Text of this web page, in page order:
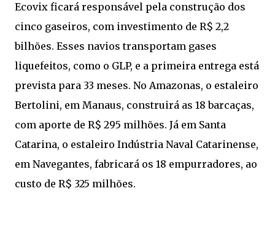
Ecovix ficará responsável pela construção dos
cinco gaseiros, com investimento de R$ 2,2
bilhões. Esses navios transportam gases
liquefeitos, como o GLP, e a primeira entrega está
prevista para 33 meses. No Amazonas, o estaleiro
Bertolini, em Manaus, construirá as 18 barcaças,
com aporte de R$ 295 milhões. Já em Santa
Catarina, o estaleiro Indústria Naval Catarinense,
em Navegantes, fabricará os 18 empurradores, ao
custo de R$ 325 milhões.